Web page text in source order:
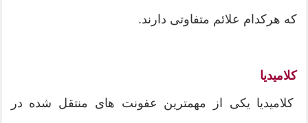
که هرکدام علائم متفاوتی دارند.
کلامیدیا
کلامیدیا یکی از مهمترین عفونت های منتقل شده در